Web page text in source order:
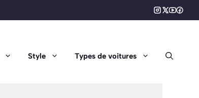
Style Types de voitures